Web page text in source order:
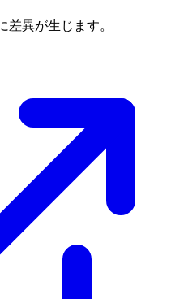
異が生じます。